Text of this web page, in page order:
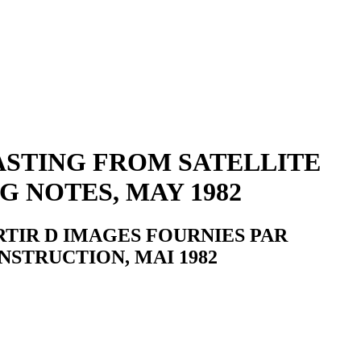
FROM SATELLITE
NOTES, MAY 1982
D IMAGES FOURNIES PAR
MAI 1982